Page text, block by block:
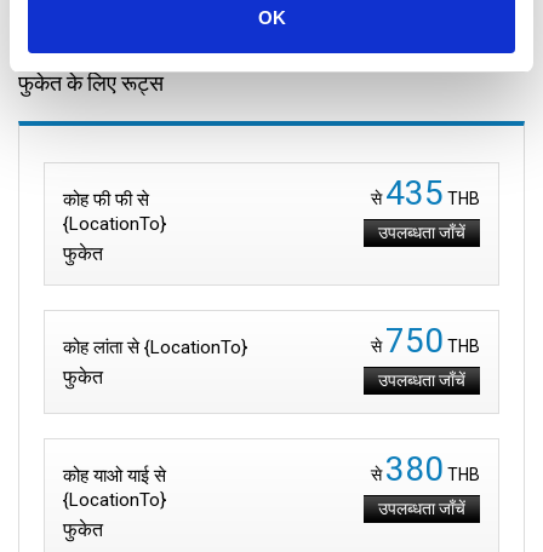
OK
फुकेत के लिए रूट्स
कोह फी फी से
{LocationTo}
फुकेत
से435 THB
उपलब्धता जाँचें
कोह लांता से {LocationTo}
फुकेत
से750 THB
उपलब्धता जाँचें
कोह याओ याई से
{LocationTo}
फुकेत
से380 THB
उपलब्धता जाँचें